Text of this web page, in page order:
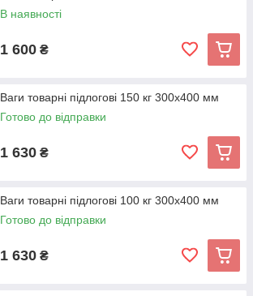
В наявності
1 600 ₴
Ваги товарні підлогові 150 кг 300х400 мм
Готово до відправки
1 630 ₴
Ваги товарні підлогові 100 кг 300х400 мм
Готово до відправки
1 630 ₴